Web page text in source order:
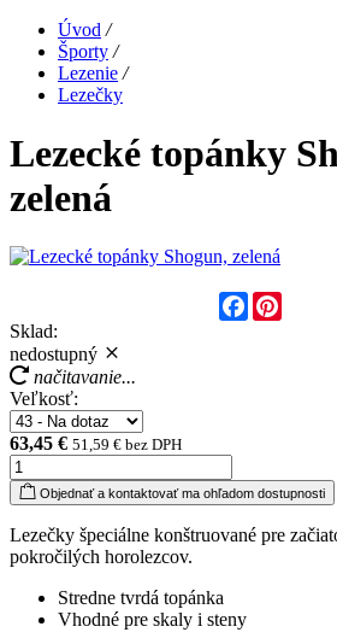
Úvod /
Športy /
Lezenie /
Lezečky
Lezecké topánky
zelená
Facebook
Sklad:
nedostupný
načitavanie...
Veľkosť:
63,45 € 51,59 € bez DPH
Objednať a kontaktovať ma ohľadom dostupnosti
Lezečky špeciálne konštruované pre
pokročilých horolezcov.
Stredne tvrdá topánka
Vhodné pre skaly i steny